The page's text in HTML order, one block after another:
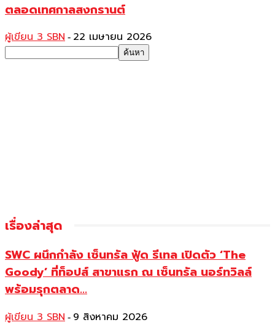
ตลอดเทศกาลสงกรานต์
ผู้เขียน 3 SBN - 22 เมษายน 2026
เรื่องล่าสุด
SWC ผนึกกำลัง เซ็นทรัล ฟู้ด รีเทล เปิดตัว ‘The
Goody’ ที่ท็อปส์ สาขาแรก ณ เซ็นทรัล นอร์ทวิลล์
พร้อมรุกตลาด...
ผู้เขียน 3 SBN - 9 สิงหาคม 2026